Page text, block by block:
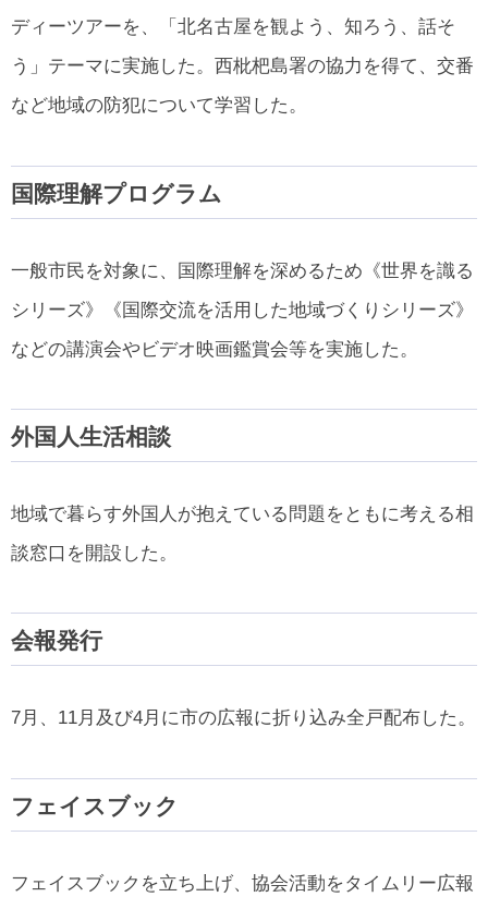
ディーツアーを、「北名古屋を観よう、知ろう、話そ
う」テーマに実施した。西枇杷島署の協力を得て、交番
など地域の防犯について学習した。
国際理解プログラム
一般市民を対象に、国際理解を深めるため《世界を識る
シリーズ》《国際交流を活用した地域づくりシリーズ》
などの講演会やビデオ映画鑑賞会等を実施した。
外国人生活相談
地域で暮らす外国人が抱えている問題をともに考える相
談窓口を開設した。
会報発行
7月、11月及び4月に市の広報に折り込み全戸配布した。
フェイスブック
フェイスブックを立ち上げ、協会活動をタイムリー広報